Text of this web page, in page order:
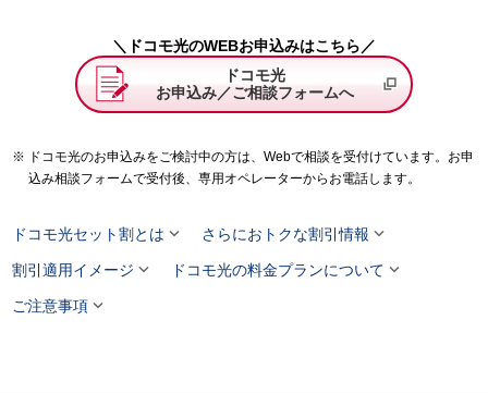
＼ドコモ光のWEBお申込みはこちら／
ドコモ光
お申込み／ご相談フォームへ
ドコモ光のお申込みをご検討中の方は、Webで相談を受付けています。お申
込み相談フォームで受付後、専用オペレーターからお電話します。
ドコモ光セット割とは  さらにおトクな割引情報 
割引適用イメージ  ドコモ光の料金プランについて 
ご注意事項